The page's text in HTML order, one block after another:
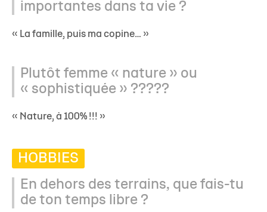
importantes dans ta vie ?
« La famille, puis ma copine… »
Plutôt femme « nature » ou
« sophistiquée » ?????
« Nature, à 100% !!! »
HOBBIES
En dehors des terrains, que fais-tu
de ton temps libre ?